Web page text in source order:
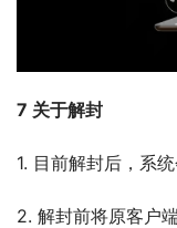
7 关于解封
1. 目前解封后，系
2. 解封前将原客户